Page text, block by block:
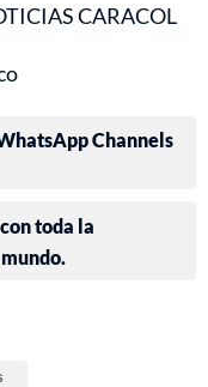
CARACOL
Channels
toda la